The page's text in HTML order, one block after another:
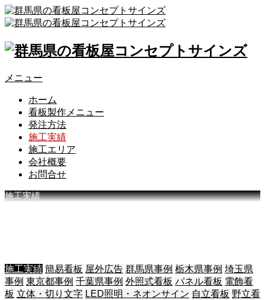
メニュー
ホーム
看板製作メニュー
発注方法
施工実績
施工エリア
会社概要
お問合せ
施工実績
施工実績 簡易看板 屋外広告 群馬県事例 栃木県事例 埼玉県
事例 東京都事例 千葉県事例 外照式看板 パネル看板 電飾看
板 立体・切り文字 LED照明・ネオンサイン 自立看板 野立看